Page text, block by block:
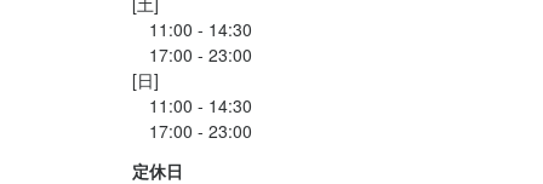
11:00 - 14:30
17:00 - 23:00
[日]
11:00 - 14:30
定休日